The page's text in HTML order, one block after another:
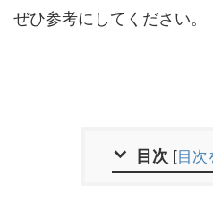
ぜひ参考にしてください。
目次 [目次